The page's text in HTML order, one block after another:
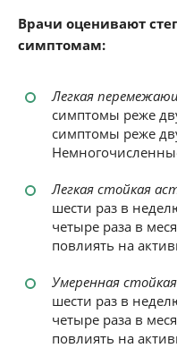
Врачи оценивают
симптомам:
Легкая
симптомы реже
симптомы реже
Легкая стойкая
шести раз в
четыре раза в
повлиять на
Умеренная
шести раз в
четыре раза в
повлиять на